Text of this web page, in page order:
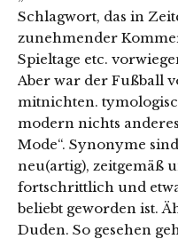
Schlagwort, das in
zunehmender
Spieltage etc.
Aber war der Fußball
mitnichten.
modern nichts
Mode“. Synonyme
neu(artig), zeitgemäß
fortschrittlich und
beliebt geworden ist.
Duden. So gesehen